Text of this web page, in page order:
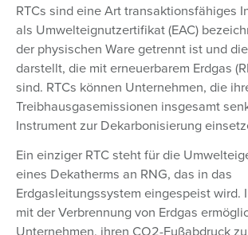
RTCs sind eine Art transaktionsfähiges
als Umwelteignutzertifikat (EAC)
der physischen Ware getrennt ist und
darstellt, die mit erneuerbarem Erdgas
sind. RTCs können Unternehmen, die
Treibhausgasemissionen insgesamt
Instrument zur Dekarbonisierung
Ein einziger RTC steht für die
eines Dekatherms an RNG, das in das
Erdgasleitungssystem eingespeist wird.
mit der Verbrennung von Erdgas
Unternehmen, ihren CO2-Fußabdruck